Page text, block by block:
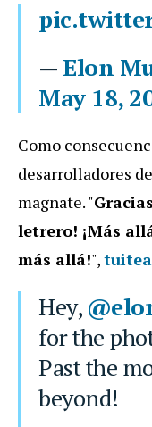
— Elon
May 18,
Como
desarrolladores
magnate. "
letrero! ¡Más
más allá!",
Hey,
for the
Past the
beyond!